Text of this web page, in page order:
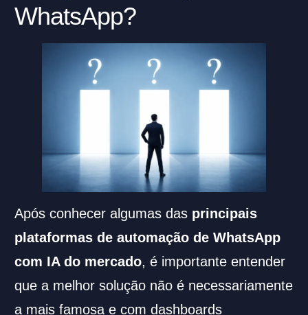
WhatsApp?
Após conhecer algumas das principais
plataformas de automação de WhatsApp
com IA do mercado, é importante entender
que a melhor solução não é necessariamente
a mais famosa e com dashboards